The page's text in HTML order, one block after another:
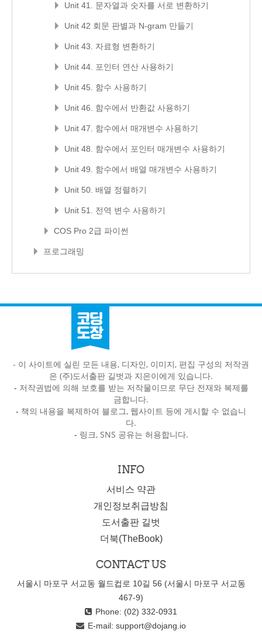
Unit 41. 문자열과 숫자를 서로 변환하기
Unit 42 회문 판별과 N-gram 만들기
Unit 43. 자료형 변환하기
Unit 44. 포인터 연산 사용하기
Unit 45. 함수 사용하기
Unit 46. 함수에서 반환값 사용하기
Unit 47. 함수에서 매개변수 사용하기
Unit 48. 함수에서 포인터 매개변수 사용하기
Unit 49. 함수에서 배열 매개변수 사용하기
Unit 50. 배열 정렬하기
Unit 51. 전역 변수 사용하기
COS Pro 2급 파이썬
프로그래밍
- 이 사이트에 실린 모든 내용, 디자인, 이미지, 편집 구성의 저작권
은 (주)도서출판 길벗과 지은이에게 있습니다.
- 저작권법에 의해 보호를 받는 저작물이므로 무단 전재와 복제를
금합니다.
- 책의 내용을 복제하여 블로그, 웹사이트 등에 게시할 수 없습니
다.
- 링크, SNS 공유는 허용합니다.
INFO
서비스 약관
개인정보취급방침
도서출판 길벗
더북(TheBook)
CONTACT US
서울시 마포구 서교동 월드컵로 10길 56 (서울시 마포구 서교동
467-9)
Phone: (02) 332-0931
E-mail: support@dojang.io